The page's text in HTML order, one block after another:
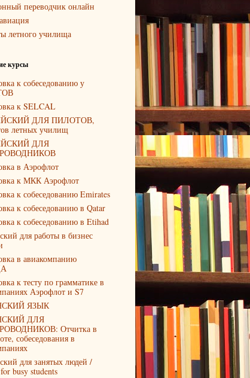
переводчик онлайн
летного училища
курсы
к собеседованию у
к SELCAL
ДЛЯ ПИЛОТОВ,
летных училищ
ДЛЯ
в Аэрофлот
к МКК Аэрофлот
к собеседованию Emirates
к собеседованию в Qatar
к собеседованию в Etihad
для работы в бизнес
в авиакомпанию
к тесту по грамматике в
Аэрофлот и S7
ЯЗЫК
ДЛЯ
Отчитка в
собеседования в
для занятых людей /
busy students